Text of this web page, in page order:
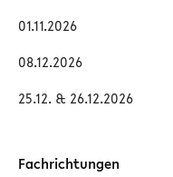
01.11.2026
08.12.2026
25.12. & 26.12.2026
Fachrichtungen